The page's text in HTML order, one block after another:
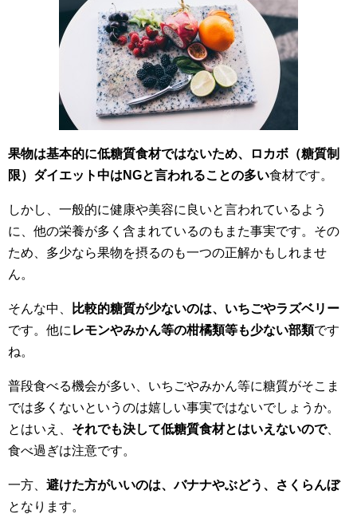
果物は基本的に低糖質食材ではないため、ロカボ（糖質制
限）ダイエット中はNGと言われることの多い食材です。
しかし、一般的に健康や美容に良いと言われているよう
に、 他の栄養が多く含まれているのもまた事実です。その
ため、 多少なら果物を摂るのも一つの正解かもしれませ
ん。
そんな中、 比較的糖質が少ないのは、 いちごやラズベリー
です。他に レモンやみかん等の柑橘類等も少ない部類です
ね。
普段食べる機会が多い、いちごやみかん等に糖質がそこま
では多くないというのは嬉しい事実ではないでしょうか。
とはいえ、 それでも決して低糖質食材とはいえないので、
食べ過ぎは注意です。
一方、 避けた方がいいのは、バナナやぶどう、さくらんぼ
となります。